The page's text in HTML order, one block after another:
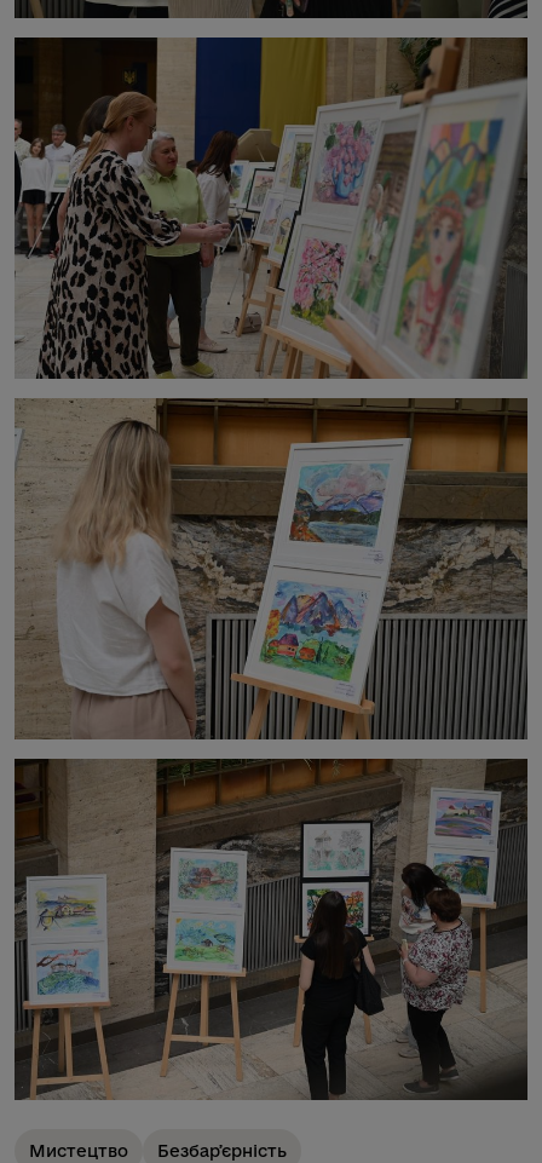
Мистецтво Безбарʼєрність